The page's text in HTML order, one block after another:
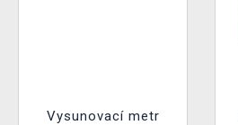
Vysunovací metr